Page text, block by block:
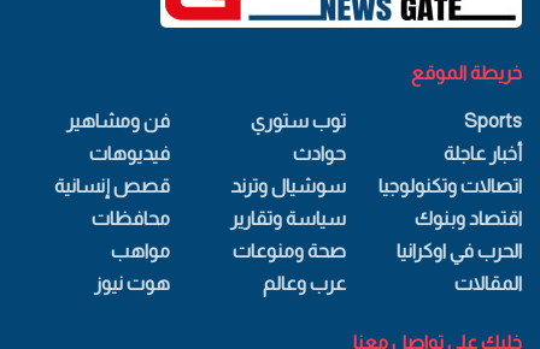
خريطة الموقع
Sports
أخبار عاجلة
اتصالات وتكنولوجيا
اقتصاد وبنوك
الحرب في اوكرانيا
المقالات
توب ستوري
حوادث
سوشيال وترند
سياسة وتقارير
صحة ومنوعات
عرب وعالم
فن ومشاهير
فيديوهات
قصص إنسانية
محافظات
مواهب
هوت نيوز
خليك علي تواصل معنا